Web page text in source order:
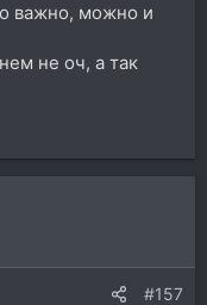
важно, можно и
не оч, а так
#157